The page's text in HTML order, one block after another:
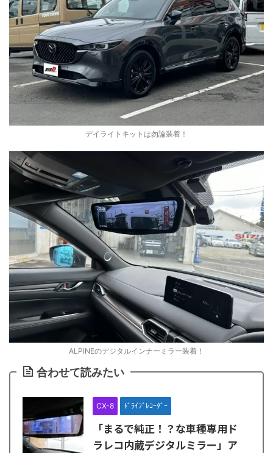
デイライトキットは勿論装着！
ALPINEのデジタルインナーミラー装着！
合わせて読みたい
CX-8 ﾄﾞﾗｲﾌﾞﾚｺｰﾀﾞｰ
「まるで純正！？な車種専用ド
ラレコ内蔵デジタルミラー」ア